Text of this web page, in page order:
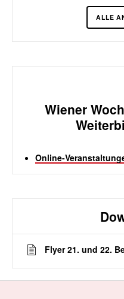
ALLE
Wiener
Online-
Flyer 21. und 22.